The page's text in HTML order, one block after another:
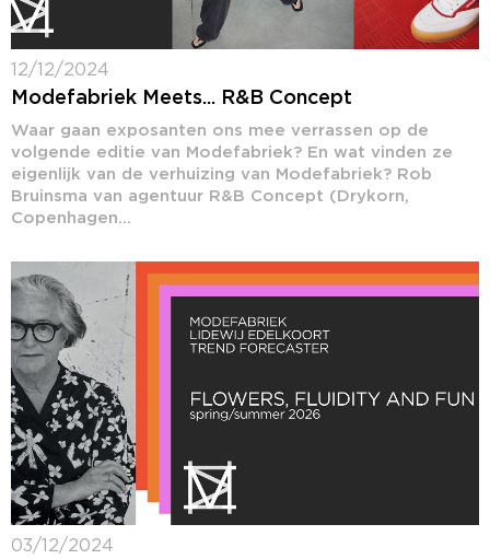
12/12/2024
Modefabriek Meets... R&B Concept
Waar gaan exposanten ons mee verrassen op de
volgende editie van Modefabriek? En wat vinden ze
eigenlijk van de verhuizing van Modefabriek? Rob
Bruinsma van agentuur R&B Concept (Drykorn,
Copenhagen...
03/12/2024